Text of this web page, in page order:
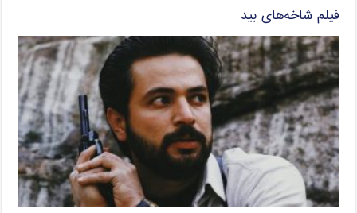
فیلم شاخه‌های بید